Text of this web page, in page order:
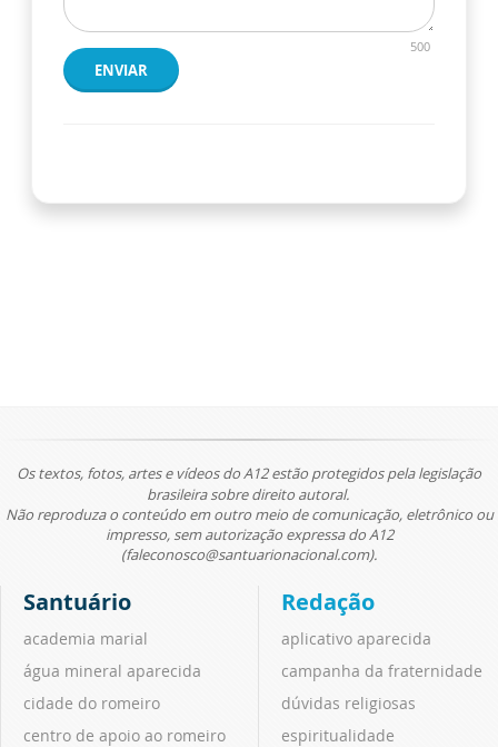
500
ENVIAR
Os textos, fotos, artes e vídeos do A12 estão protegidos pela legislação
brasileira sobre direito autoral.
Não reproduza o conteúdo em outro meio de comunicação, eletrônico ou
impresso, sem autorização expressa do A12
(faleconosco@santuarionacional.com).
Santuário
academia marial
água mineral aparecida
cidade do romeiro
centro de apoio ao romeiro
Redação
aplicativo aparecida
campanha da fraternidade
dúvidas religiosas
espiritualidade